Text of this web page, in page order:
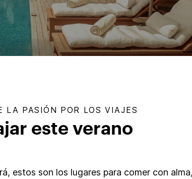
LA PASIÓN POR LOS VIAJES
este verano
estos son los lugares para comer con